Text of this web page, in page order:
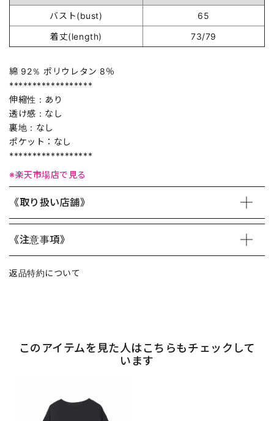
バスト(bust)
65
着丈(length)
73/79
綿 92％ ポリウレタン 8％
******************
伸縮性：あり
透け感：なし
裏地：なし
ポケット：なし
******************
※楽天市場店で見る
《取り扱い店舗》
《注意事項》
返品特約について
このアイテムを見た人はこちらもチェックして
います